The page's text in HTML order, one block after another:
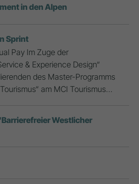
in den Alpen
Sprint
Pay Im Zuge der
& Experience Design“
des Master-Programms
am MCI Tourismus…
Westlicher